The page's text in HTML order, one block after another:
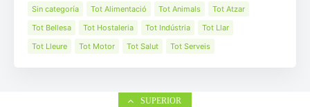
Sin categoría Tot Alimentació Tot Animals
Tot Atzar
Tot Bellesa
Tot Hostaleria Tot Indústria
Tot Llar
Tot Lleure
Tot Motor Tot Salut Tot Serveis
SUPERIOR